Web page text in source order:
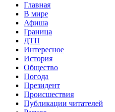
Главная
В мире
Афиша
Граница
ДТП
Интересное
История
Общество
Погода
Президент
Происшествия
Публикации читателей